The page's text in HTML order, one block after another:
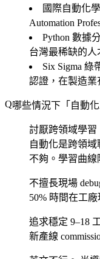
國際自動化
Automation
Python 數據
台灣最稀缺的人
Six Sigma 綠
認證，在製造業
哪些情況下「自動
討厭跨領域學習
自動化是跨領
不夠。學習曲線
不擅長現場
50% 時間在工
追求穩定 9–18
新產線